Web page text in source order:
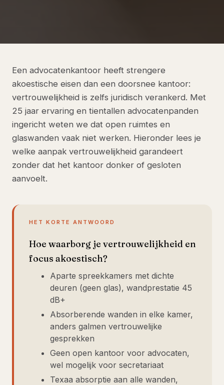
Een advocatenkantoor heeft strengere
akoestische eisen dan een doorsnee kantoor:
vertrouwelijkheid is zelfs juridisch verankerd. Met
25 jaar ervaring en tientallen advocatenpanden
ingericht weten we dat open ruimtes en
glaswanden vaak niet werken. Hieronder lees je
welke aanpak vertrouwelijkheid garandeert
zonder dat het kantoor donker of gesloten
aanvoelt.
HET KORTE ANTWOORD
Hoe waarborg je vertrouwelijkheid en
focus akoestisch?
Aparte spreekkamers met dichte
deuren (geen glas), wandprestatie 45
dB+
Absorberende wanden in elke kamer,
anders galmen vertrouwelijke
gesprekken
Geen open kantoor voor advocaten,
wel mogelijk voor secretariaat
Texaa absorptie aan alle wanden,